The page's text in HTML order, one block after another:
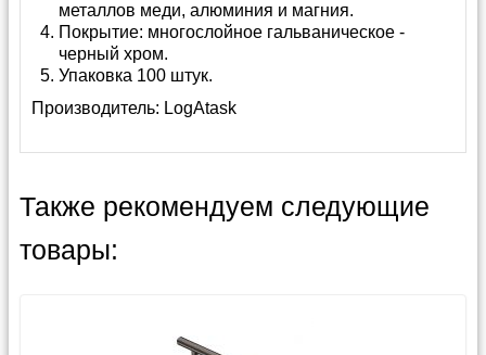
металлов меди, алюминия и магния.
Покрытие: многослойное гальваническое -
черный хром.
Упаковка 100 штук.
Производитель: LogAtask
Также рекомендуем следующие
товары: